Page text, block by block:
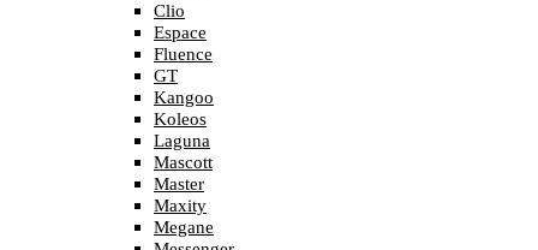
Clio
Espace
Fluence
GT
Kangoo
Koleos
Laguna
Mascott
Master
Maxity
Megane